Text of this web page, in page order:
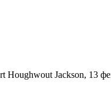
Houghwout Jackson, 13